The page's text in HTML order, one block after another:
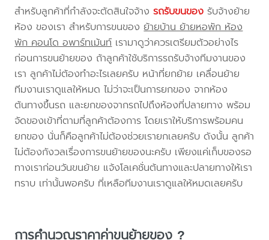
สำหรับลูกค้าที่กำลังจะตัดสินใจจ้างรถรับขนของ รับจ้างย้าย
ห้อง ของเรา สำหรับการขนของย้ายบ้าน ย้ายหอพัก ห้อง
พัก คอนโด อพาร์ทเม้นท์ เรามาดูว่าควรเตรียมตัวอย่างไร
ก่อนการขนย้ายของ ถ้าลูกค้าใช้บริการรถรับจ้างทีมงานของ
เรา ลูกค้าไม่ต้องทำอะไรเลยครับ หน้าที่ยกย้าย เคลื่อนย้าย
ทีมงานเราดูแลให้หมด ไม่ว่าจะเป็นการยกของ จากห้อง
ต้นทางขึ้นรถ และยกของจากรถไปถึงห้องที่ปลายทาง พร้อม
จัดของเข้าที่ตามที่ลูกค้าต้องการ โดยเราให้บริการพร้อมคน
ยกของ นั่นก็คือลูกค้าไม่ต้องช่วยเรายกเลยครับ ดังนั้น ลูกค้า
ไม่ต้องกังวลเรื่องการขนย้ายของนะครับ เพียงแค่เก็บของรอ
ทางเราก่อนวันขนย้าย แจ้งโลเคชั่นต้นทางและปลายทางให้เรา
ทราบ เท่านั้นพอครับ ที่เหลือทีมงานเราดูแลให้หมดเลยครับ
การคำนวณราคาค่าขนย้ายของ ?